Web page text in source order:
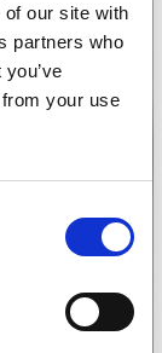
our site with
partners who
your use